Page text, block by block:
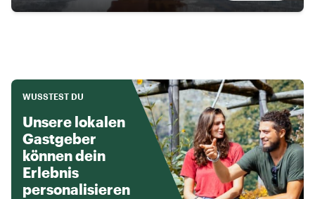
WUSSTEST DU
Unsere lokalen
Gastgeber
können dein
Erlebnis
personalisieren